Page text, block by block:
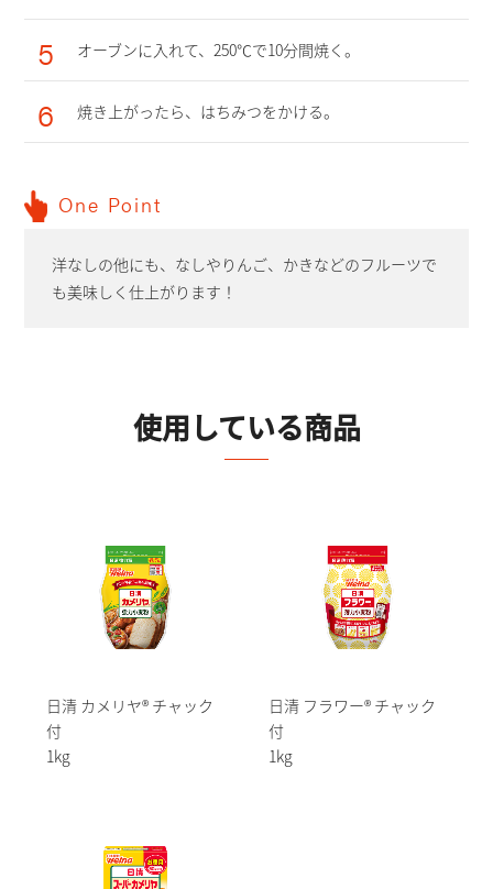
5 オーブンに入れて、250℃で10分間焼く。
6 焼き上がったら、はちみつをかける。
One Point
洋なしの他にも、なしやりんご、かきなどのフルーツで
も美味しく仕上がります！
使用している商品
日清 カメリヤ® チャック
付
1kg
日清 フラワー® チャック
付
1kg